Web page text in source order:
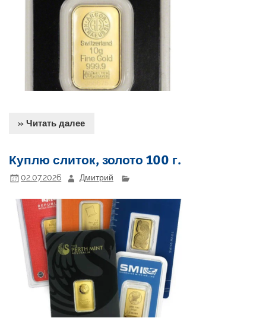
» Читать далее
Куплю слиток, золото 100 г.
02.07.2026 Дмитрий